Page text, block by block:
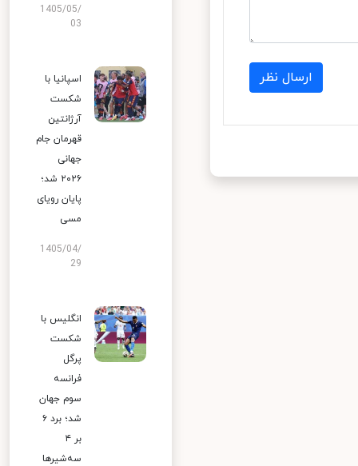
ارسال نظر
1405/05/
03
اسپانیا با
شکست
آرژانتین
قهرمان جام
جهانی
۲۰۲۶ شد؛
پایان رویای
مسی
1405/04/
29
انگلیس با
شکست
پرگل
فرانسه
سوم جهان
شد؛ برد ۶
بر ۴
سه‌شیرها